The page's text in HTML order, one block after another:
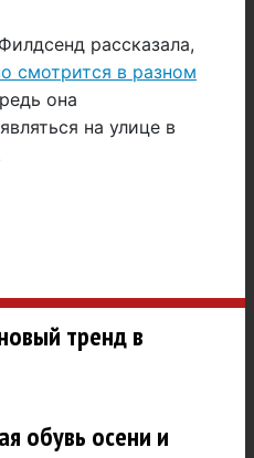
рассказала,
смотрится в разном
она
на улице в
тренд в
обувь осени и